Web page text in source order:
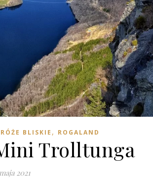
BLISKIE , ROGALAND
Trolltunga
2021